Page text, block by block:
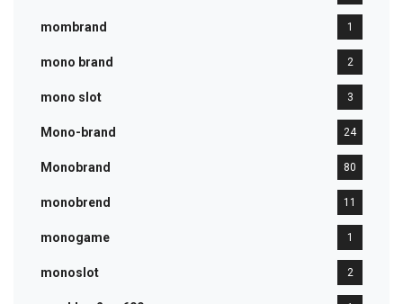
mombrand 1
mono brand 2
mono slot 3
Mono-brand 24
Monobrand 80
monobrend 11
monogame 1
monoslot 2